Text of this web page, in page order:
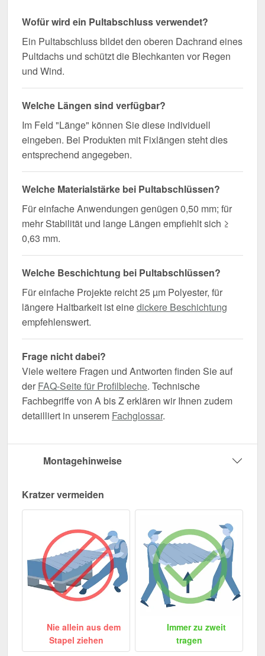
Wofür wird ein Pultabschluss verwendet?
Ein Pultabschluss bildet den oberen Dachrand eines
Pultdachs und schützt die Blechkanten vor Regen
und Wind.
Welche Längen sind verfügbar?
Im Feld "Länge" können Sie diese individuell
eingeben. Bei Produkten mit Fixlängen steht dies
entsprechend angegeben.
Welche Materialstärke bei Pultabschlüssen?
Für einfache Anwendungen genügen 0,50 mm; für
mehr Stabilität und lange Längen empfiehlt sich ≥
0,63 mm.
Welche Beschichtung bei Pultabschlüssen?
Für einfache Projekte reicht 25 µm Polyester, für
längere Haltbarkeit ist einedickere Beschichtung
empfehlenswert.
Frage nicht dabei?
Viele weitere Fragen und Antworten finden Sie auf
der FAQ-Seite für Profilbleche. Technische
Fachbegriffe von A bis Z erklären wir Ihnen zudem
detailliert in unserem Fachglossar.
Montagehinweise
Kratzer vermeiden
Nie allein aus dem
Stapel ziehen
Immer zu zweit
tragen